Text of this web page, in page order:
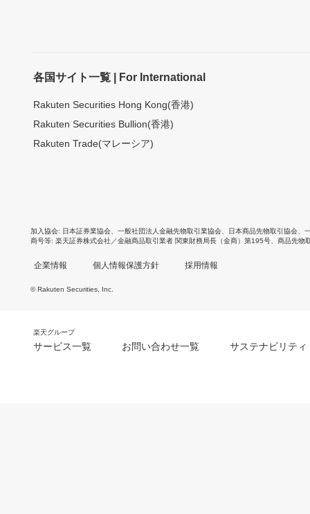
各国サイト一覧 | For International
Rakuten Securities Hong Kong(香港)
Rakuten Securities Bullion(香港)
Rakuten Trade(マレーシア)
加入協会 日本証券業協会 一般社団法人金融先物取引業協会 日本商品先物取引協会
商号等 楽天証券株式会社／金融商品取引業者 関東財務局長（金商）第195号、商品先物
企業情報 個人情報保護方針 採用情報
© Rakuten Securities, Inc.
楽天グループ
サービス一覧 お問い合わせ一覧 サステナビリティ